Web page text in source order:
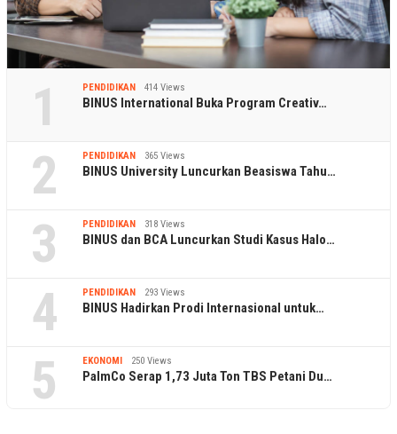
1 PENDIDIKAN 414 Views
BINUS International Buka Program Creativ…
2 PENDIDIKAN 365 Views
BINUS University Luncurkan Beasiswa Tahu…
3 PENDIDIKAN 318 Views
BINUS dan BCA Luncurkan Studi Kasus Halo…
4 PENDIDIKAN 293 Views
BINUS Hadirkan Prodi Internasional untuk…
5 EKONOMI 250 Views
PalmCo Serap 1,73 Juta Ton TBS Petani Du…